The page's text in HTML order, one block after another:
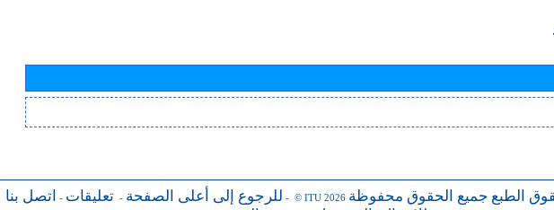
للرجوع إلى أعلى الصفحة - تعليقات - اتصل بنا - © ITU 2026 الطبع جميع الحقوق محفوظة